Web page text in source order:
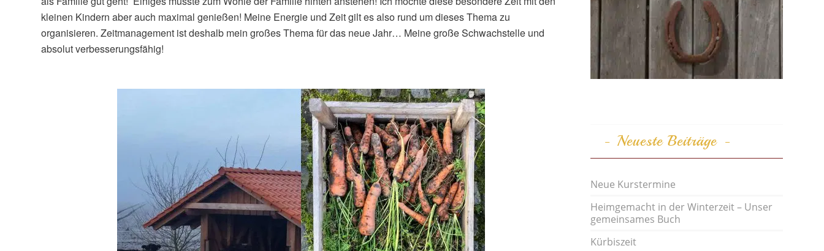
kleinen Kindern aber auch maximal genießen! Meine Energie und Zeit gilt es also rund um dieses Thema zu
organisieren. Zeitmanagement ist deshalb mein großes Thema für das neue Jahr… Meine große Schwachstelle und
absolut verbesserungsfähig!
Neueste Beiträge
Neue Kurstermine
Heimgemacht in der Winterzeit – Unser
gemeinsames Buch
Kürbiszeit